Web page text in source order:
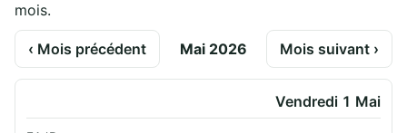
mois.
‹ Mois précédent Mai 2026 Mois suivant ›
Vendredi 1 Mai